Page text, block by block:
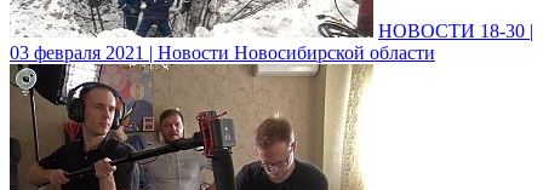
НОВОСТИ 18-30 |
03 февраля 2021 | Новости Новосибирской области